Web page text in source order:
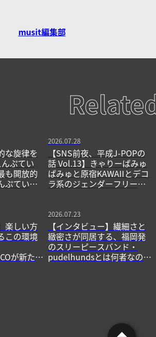
musit編集部
な旋律を
ぷてい
開放的
ぷてい』
2026.07.28
【SNS前夜、平成J-POPの
話 Vol.13】きゃりーぱみゅ
ぱみゅと原宿KAWAIIとデコ
ラ系のジェンダーフリーな
楽しい方
この環境
が新たに
2026.07.23
【インタビュー】繊細さと
緻密さが同居する、福岡発
のスリーピースバンド・
pudelhundsとは何者なの